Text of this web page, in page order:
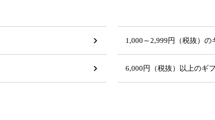
1,000～2,999円（税抜）の
6,000円（税抜）以上のギ